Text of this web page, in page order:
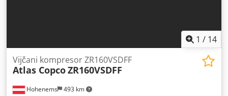
1 / 14
Hohenems 493 km
Vijčani kompresor ZR160VSDFF
Atlas CopcoZR160VSDFF